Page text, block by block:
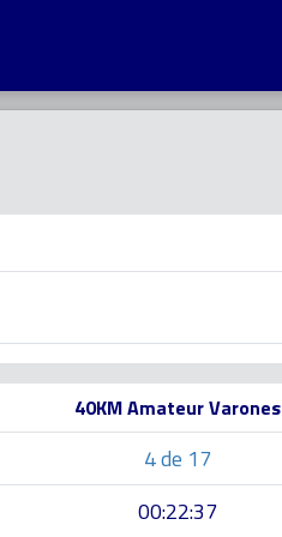
40KM Amateur Varones
4 de 17
00:22:37